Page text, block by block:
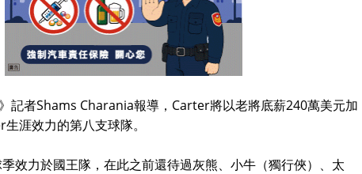
記者Shams Charania報導，Carter將以老將底薪240萬美元加
涯效力的第八支球隊。
效力於國王隊，在此之前還待過灰熊、小牛（獨行俠）、太